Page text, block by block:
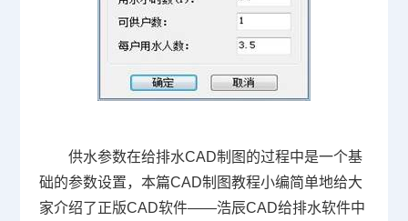
供水参数在给排水CAD制图的过程中是一个基
础的参数设置，本篇CAD制图教程小编简单地给大
家介绍了正版CAD软件——浩辰CAD给排水软件中